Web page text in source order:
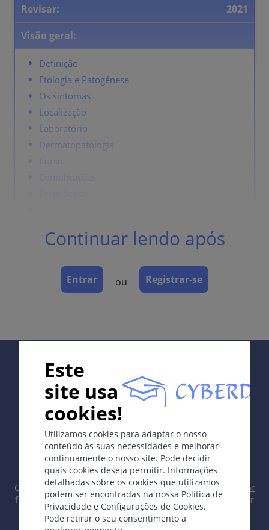
Revisar:
2021
Visão geral:
Definição
Etologia e Patogénese
Os sintomas
Localização
Laboratório
Dermatopatologia
Curso
Despigmentação circunscrita adquirida.
Síntese anormal de melanina em melanócitos.
Os sintomas
Manchas circunscritas pequenas ( em conféti), que
podem também ser confluentes e produzir manchas
maiores, geralmente simétricas; à luz de Wood,
despigmentação completa.
Localização
Preferência por rosto, mãos, região anogenital, área
periumbilical, mas qualquer localização é possível.
Laboratório
Continuar lendo após
Entrar ou Registrar-se
Este
site usa
cookies!
Utilizamos cookies para adaptar o nosso
conteúdo às suas necessidades e melhorar
continuamente o nosso site. Pode decidir
quais cookies deseja permitir. Informações
detalhadas sobre os cookies que utilizamos
podem ser encontradas na nossa Política de
Privacidade e Configurações de Cookies.
Pode retirar o seu consentimento a
In collaboration with Erasmus+ hEduLearnIt editorial
group
Copyright © 2003-2026 CYBERDERM Grupo Editorial -
Editor
fundador Guenter Burg, M.D.- Conceito e Coordenação por
Vahid Djamei, Zurique
All rights reserved.